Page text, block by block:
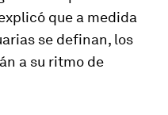
que a medida
se definan, los
a su ritmo de